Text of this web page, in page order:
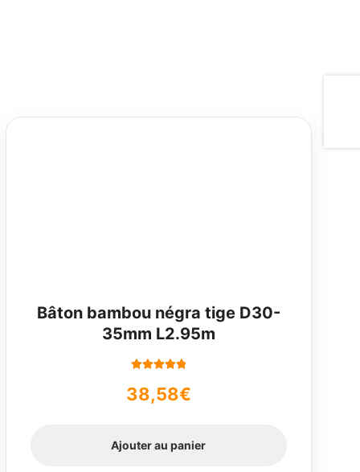
Bâton bambou négra tige D30-
35mm L2.95m
5
38,58€
Ajouter au panier